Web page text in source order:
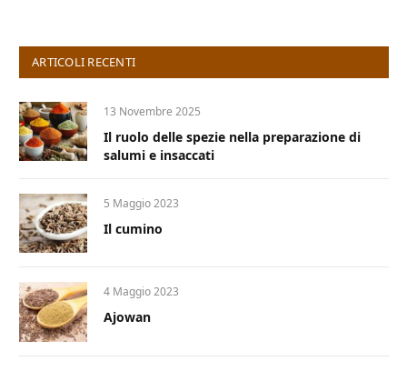
ARTICOLI RECENTI
13 Novembre 2025
Il ruolo delle spezie nella preparazione di
salumi e insaccati
5 Maggio 2023
Il cumino
4 Maggio 2023
Ajowan